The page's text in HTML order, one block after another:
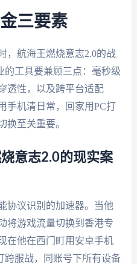
三要素
，航海王燃烧意志2.0的战
的工具要兼顾三点：毫秒级
透性，以及跨平台适配
手机清日常，回家用PC打
换至关重要。
意志2.0的现实案
协议识别的加速器。当他
将游戏流量切换到香港专
在他在西门町用安卓手机
跨服战，同账号下所有设备